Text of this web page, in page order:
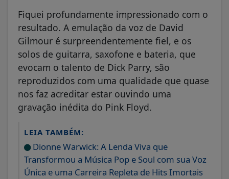
Fiquei profundamente impressionado com o
resultado. A emulação da voz de David
Gilmour é surpreendentemente fiel, e os
solos de guitarra, saxofone e bateria, que
evocam o talento de Dick Parry, são
reproduzidos com uma qualidade que quase
nos faz acreditar estar ouvindo uma
gravação inédita do Pink Floyd.
LEIA TAMBÉM:
Dionne Warwick: A Lenda Viva que
Transformou a Música Pop e Soul com sua Voz
Única e uma Carreira Repleta de Hits Imortais